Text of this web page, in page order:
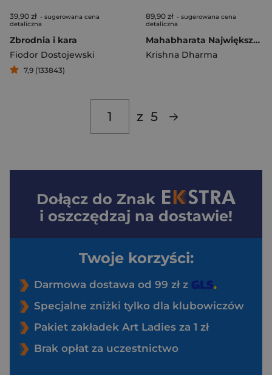
39,90 zł - sugerowana cena
detaliczna
Zbrodnia i kara
Fiodor Dostojewski
7,9 (133843)
89,90 zł - sugerowana cena
detaliczna
Mahabharata Największy Epos Świata
Krishna Dharma
z 5
Dołącz do Znak
i oszczędzaj na dostawie!
Twoje korzyści:
Darmowa dostawa od 99 zł z
Specjalne zniżki tylko dla klubowiczów
Pakiet zakładek Art Ladies za 1 zł
Brak opłat za uczestnictwo